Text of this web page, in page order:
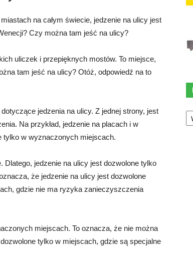
na całym świecie, jedzenie na ulicy jest
Czy można tam jeść na ulicy?
uliczek i przepięknych mostów. To miejsce,
tam jeść na ulicy? Otóż, odpowiedź na to
jedzenia na ulicy. Z jednej strony, jest
Na przykład, jedzenie na placach i w
tylko w wyznaczonych miejscach.
jedzenie na ulicy jest dozwolone tylko
że jedzenie na ulicy jest dozwolone
gdzie nie ma ryzyka zanieczyszczenia
miejscach. To oznacza, że nie można
tylko w miejscach, gdzie są specjalne